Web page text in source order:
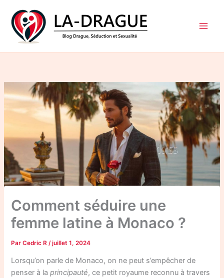
contenu
Comment séduire une
femme latine à Monaco ?
ParCedric R /juillet 1, 2024
Lorsqu’on parle de Monaco, on ne peut s’empêcher de
penser à laprincipauté, ce petit royaume reconnu à travers